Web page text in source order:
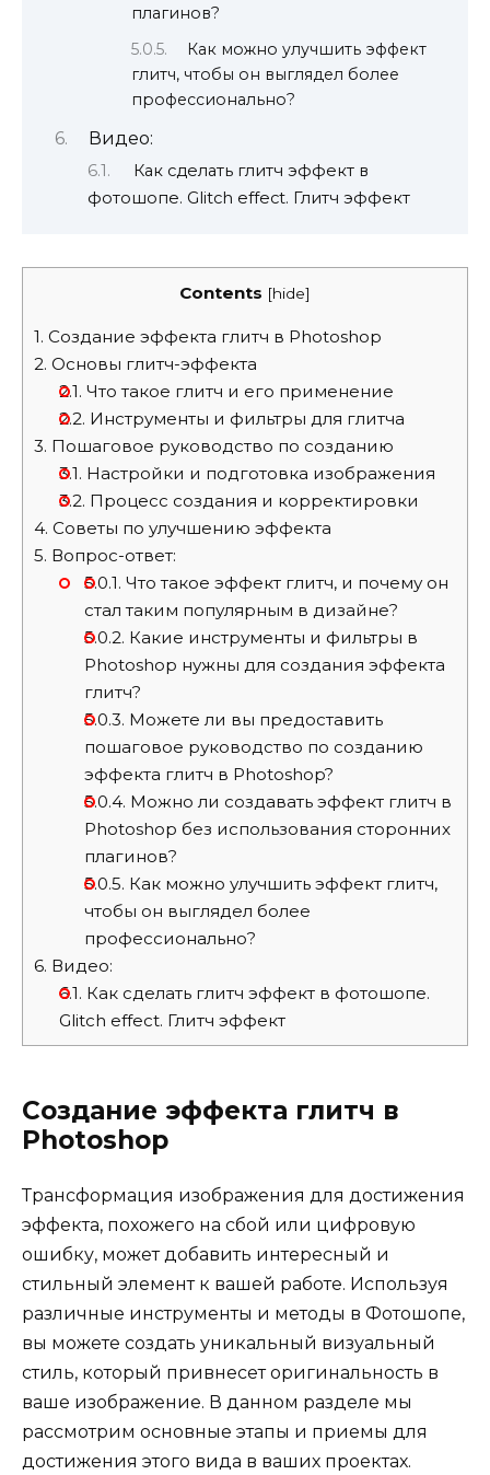
плагинов?
Как можно улучшить эффект
глитч, чтобы он выглядел более
профессионально?
Видео:
Как сделать глитч эффект в
фотошопе. Glitch effect. Глитч эффект
Contents [hide]
1. Создание эффекта глитч в Photoshop
2. Основы глитч-эффекта
2.1. Что такое глитч и его применение
2.2. Инструменты и фильтры для глитча
3. Пошаговое руководство по созданию
3.1. Настройки и подготовка изображения
3.2. Процесс создания и корректировки
4. Советы по улучшению эффекта
5. Вопрос-ответ:
5.0.1. Что такое эффект глитч, и почему он
стал таким популярным в дизайне?
5.0.2. Какие инструменты и фильтры в
Photoshop нужны для создания эффекта
глитч?
5.0.3. Можете ли вы предоставить
пошаговое руководство по созданию
эффекта глитч в Photoshop?
5.0.4. Можно ли создавать эффект глитч в
Photoshop без использования сторонних
плагинов?
5.0.5. Как можно улучшить эффект глитч,
чтобы он выглядел более
профессионально?
6. Видео:
6.1. Как сделать глитч эффект в фотошопе.
Glitch effect. Глитч эффект
Создание эффекта глитч в
Photoshop
Трансформация изображения для достижения
эффекта, похожего на сбой или цифровую
ошибку, может добавить интересный и
стильный элемент к вашей работе. Используя
различные инструменты и методы в Фотошопе,
вы можете создать уникальный визуальный
стиль, который привнесет оригинальность в
ваше изображение. В данном разделе мы
рассмотрим основные этапы и приемы для
достижения этого вида в ваших проектах.